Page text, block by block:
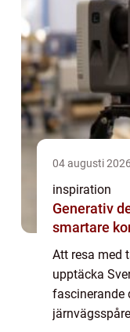
04 augusti 2026
inspiration
Generativ
smartare
Att resa med
upptäcka
fascinerande